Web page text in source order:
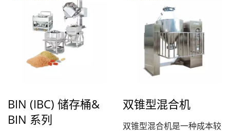
BIN (IBC) 储存桶&
BIN 系列
双锥型混合机
双锥型混合机是一种成本较